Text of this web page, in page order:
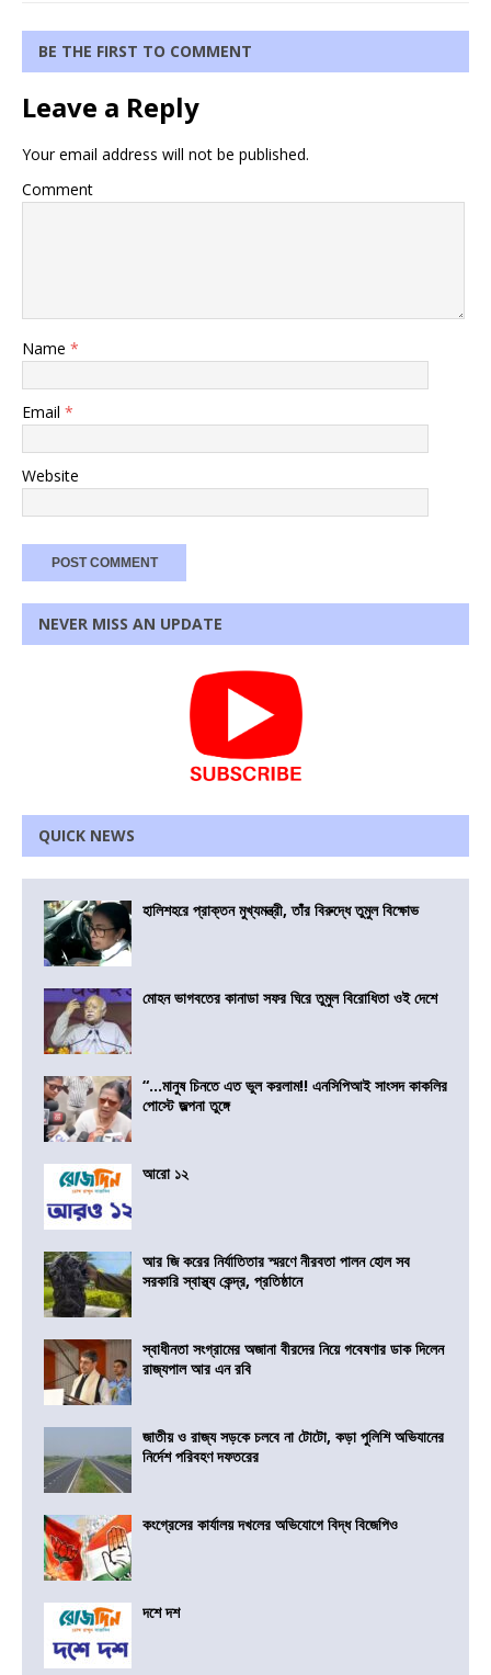
BE THE FIRST TO COMMENT
Leave a Reply
Your email address will not be published.
Comment
Name *
Email *
Website
NEVER MISS AN UPDATE
QUICK NEWS
হালিশহরে প্রাক্তন মুখ্যমন্ত্রী, তাঁর বিরুদ্ধে তুমুল বিক্ষোভ
মোহন ভাগবতের কানাডা সফর ঘিরে তুমুল বিরোধিতা ওই দেশে
“…মানুষ চিনতে এত ভুল করলাম!! এনসিপিআই সাংসদ কাকলির
পোস্টে জল্পনা তুঙ্গে
আরো ১২
আর জি করের নির্যাতিতার স্মরণে নীরবতা পালন হোল সব
সরকারি স্বাস্থ্য কেন্দ্র, প্রতিষ্ঠানে
স্বাধীনতা সংগ্রামের অজানা বীরদের নিয়ে গবেষণার ডাক দিলেন
রাজ্যপাল আর এন রবি
জাতীয় ও রাজ্য সড়কে চলবে না টোটো, কড়া পুলিশি অভিযানের
নির্দেশ পরিবহণ দফতরের
কংগ্রেসের কার্যালয় দখলের অভিযোগে বিদ্ধ বিজেপিও
দশে দশ